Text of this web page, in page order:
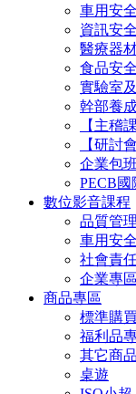
車用安
資訊安
醫療器
食品安
實驗室
幹部養
【主稽
【研討
企業包
PECB國
數位影音課程
品質管
車用安
社會責
企業專區
商品專區
標準購買
福利品
其它商品
桌遊